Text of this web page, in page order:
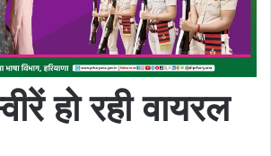
हो रही वायरल